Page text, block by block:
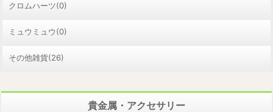
クロムハーツ(0)
ミュウミュウ(0)
その他雑貨(26)
貴金属・アクセサリー